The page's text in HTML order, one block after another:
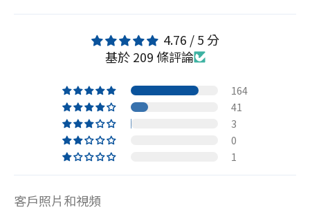
4.76 / 5 分
基於 209 條評論
164
41
3
0
1
客戶照片和視頻